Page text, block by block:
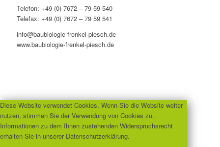
Telefon: +49 (0) 7672 – 79 59 540
Telefax: +49 (0) 7672 – 79 59 541
info@baubiologie-frenkel-piesch.de
www.baubiologie-frenkel-piesch.de
Diese Website verwendet Cookies. Wenn Sie die Website weiter
nutzen, stimmen Sie der Verwendung von Cookies zu.
Informationen zu dem Ihnen zustehenden Widerspruchsrecht
erhalten Sie in unserer Datenschutzerklärung.